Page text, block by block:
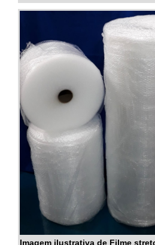
Imagem ilustrativa de Filme